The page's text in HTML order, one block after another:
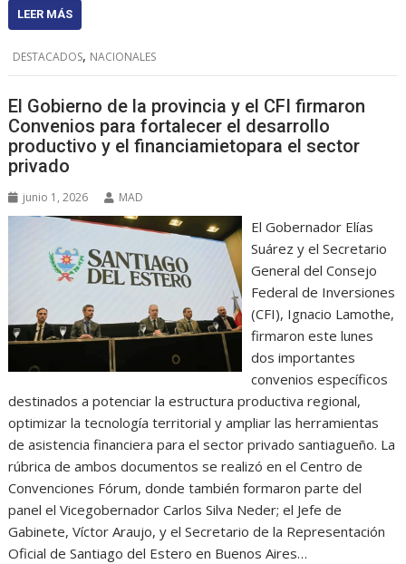
LEER MÁS
DESTACADOS, NACIONALES
El Gobierno de la provincia y el CFI firmaron
Convenios para fortalecer el desarrollo
productivo y el financiamietopara el sector
privado
junio 1, 2026 MAD
El Gobernador Elías
Suárez y el Secretario
General del Consejo
Federal de Inversiones
(CFI), Ignacio Lamothe,
firmaron este lunes
dos importantes
convenios específicos
destinados a potenciar la estructura productiva regional,
optimizar la tecnología territorial y ampliar las herramientas
de asistencia financiera para el sector privado santiagueño. La
rúbrica de ambos documentos se realizó en el Centro de
Convenciones Fórum, donde también formaron parte del
panel el Vicegobernador Carlos Silva Neder; el Jefe de
Gabinete, Víctor Araujo, y el Secretario de la Representación
Oficial de Santiago del Estero en Buenos Aires…